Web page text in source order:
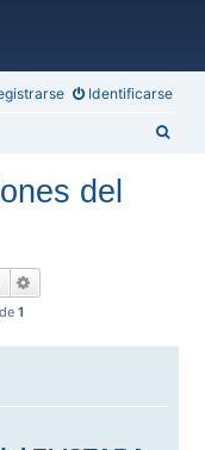
Identificarse
del
Buscar
de 1